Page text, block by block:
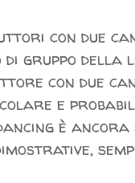
con due
gruppo della
con due
e
è